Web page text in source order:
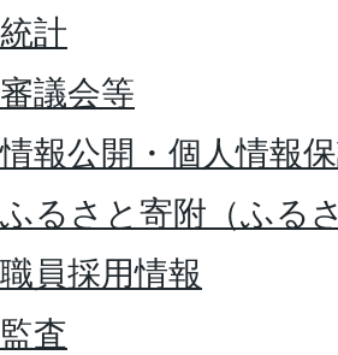
統計
審議会等
情報公開・個人情報
ふるさと寄附（ふる
職員採用情報
監査